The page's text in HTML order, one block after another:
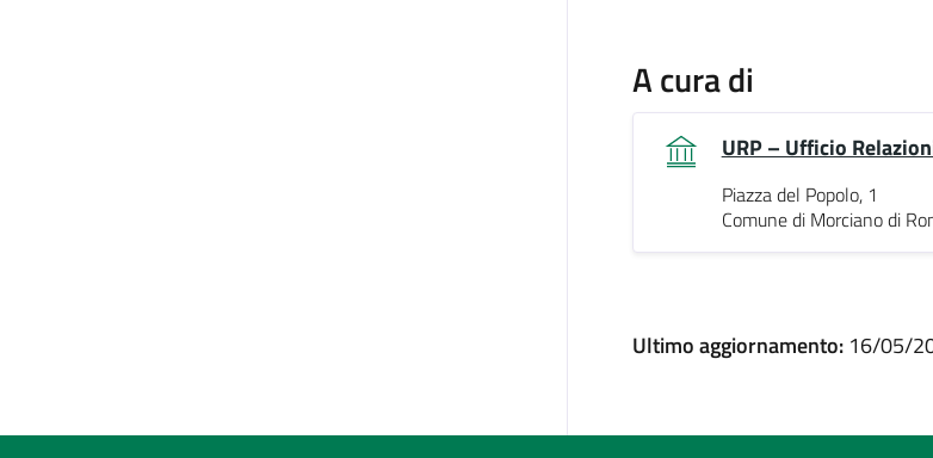
A cura di
URP – Ufficio
Piazza del Popolo, 1
Comune di Morciano di
Ultimo aggiornamento: 16/05/